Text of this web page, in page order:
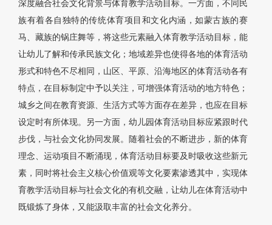
深度融合社会文化背景与体育教学活动目标。一方面，不同民
族有着各自独特的传统体育项目和文化内涵，如蒙古族的赛
马、藏族的锅庄舞等，将这些元素融入体育教学活动目标，能
让幼儿了解和传承民族文化；地域差异也使得各地的体育活动
形式和特色不尽相同，山区、平原、沿海地区的体育活动各有
特点，在目标制定中予以关注，可增强体育活动的地方特色；
城乡之间在教育资源、生活方式等方面存在差异，也应在目标
设定时有所体现。另一方面，幼儿园体育活动目标应紧跟时代
步伐，与社会文化协同发展。随着社会的不断进步，新的体育
理念、运动项目不断涌现，体育活动目标要及时吸收这些新元
素，同时将社会主义核心价值观等文化要素渗透其中，实现体
育教学活动目标与社会文化的有机交融，让幼儿在体育活动中
既锻炼了身体，又能汲取丰富的社会文化养分。